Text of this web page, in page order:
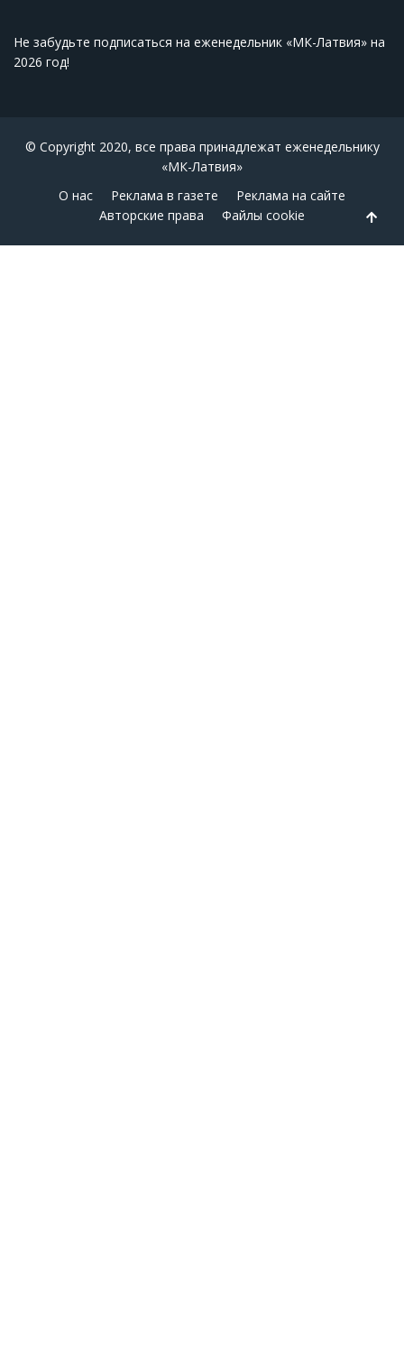
Не забудьте подписаться на еженедельник «МК-Латвия» на
2026 год!
© Copyright 2020, все права принадлежат еженедельнику
«МК-Латвия»
О нас
Реклама в газете
Реклама на сайте
Авторские права
Файлы cookie